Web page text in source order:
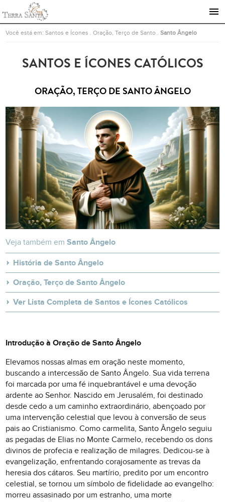
Ir para a página inicial
Você está em:Santos e Ícones .Oração, Terço de Santo .Santo Ângelo
SANTOS E ÍCONES CATÓLICOS
ORAÇÃO, TERÇO DE SANTO ÂNGELO
Veja também emSanto Ângelo
História de Santo Ângelo
Oração, Terço de Santo Ângelo
Ver Lista Completa de Santos e Ícones Católicos
Introdução à Oração de Santo Ângelo
Elevamos nossas almas em oração neste momento,
buscando a intercessão de Santo Ângelo. Sua vida terrena
foi marcada por uma fé inquebrantável e uma devoção
ardente ao Senhor. Nascido em Jerusalém, foi destinado
desde cedo a um caminho extraordinário, abençoado por
uma intervenção celestial que levou à conversão de seus
pais ao Cristianismo. Como carmelita, Santo Ângelo seguiu
as pegadas de Elias no Monte Carmelo, recebendo os dons
divinos de profecia e realização de milagres. Dedicou-se à
evangelização, enfrentando corajosamente as trevas da
heresia dos cátaros. Seu martírio, predito por um encontro
celestial, se tornou um símbolo de fidelidade ao evangelho:
morreu assasinado por um estranho, uma morte